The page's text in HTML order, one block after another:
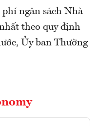
ngân sách Nhà
theo quy định
Ủy ban Thường